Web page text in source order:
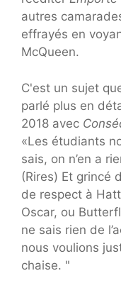
autres
effrayés en
McQueen.
C'est un sujet
parlé plus en
2018 avec
«Les étudiants
sais, on n’en a
(Rires) Et grincé
de respect à
Oscar, ou
ne sais rien de
nous voulions
chaise. "